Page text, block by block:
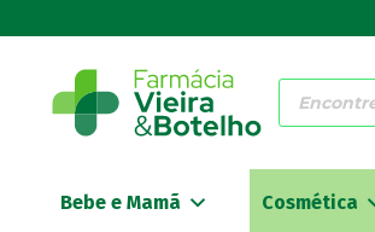
Products
search
Bebe e Mamã Cosmética